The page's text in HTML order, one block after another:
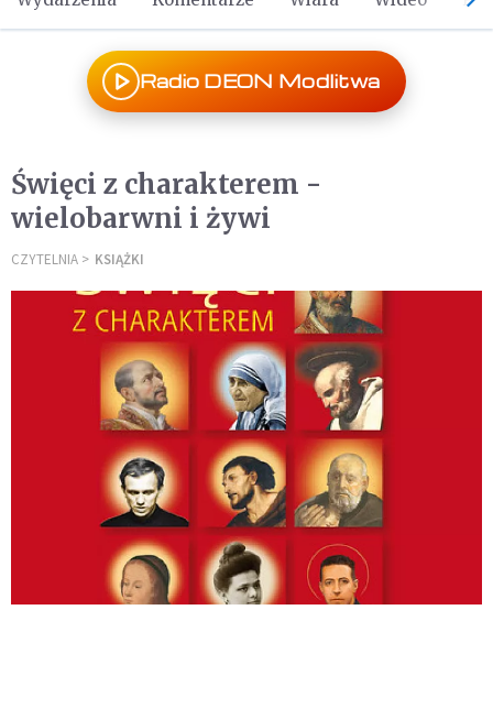
Radio DEON Modlitwa
Święci z charakterem -
wielobarwni i żywi
CZYTELNIA KSIĄŻKI